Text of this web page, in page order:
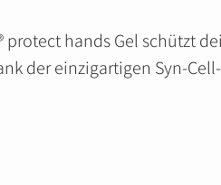
hands Gel schützt
der einzigartigen Syn-